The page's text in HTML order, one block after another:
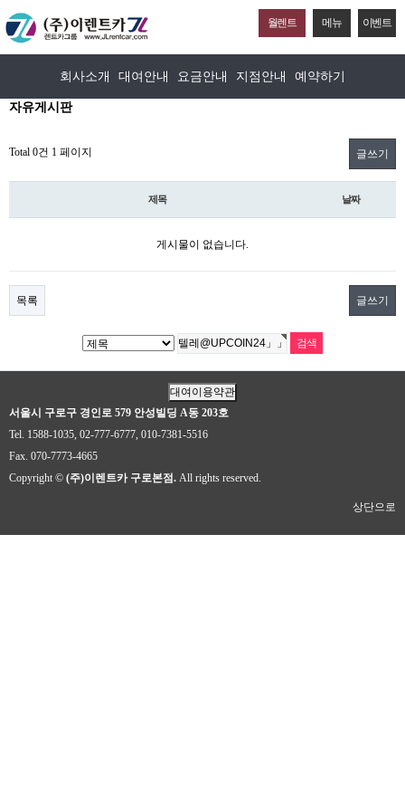
월렌트 메뉴 이벤트
회사소개 대여안내 요금안내 지점안내 예약하기
자유게시판
Total 0건 1 페이지 글쓰기
제목 날짜
게시물이 없습니다.
목록 글쓰기
대여이용약관
서울시 구로구 경인로 579 안성빌딩 A동 203호
Tel. 1588-1035, 02-777-6777, 010-7381-5516
Fax. 070-7773-4665
Copyright © (주)이렌트카 구로본점. All rights reserved.
상단으로